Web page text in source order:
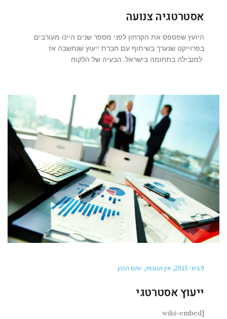
אסטרטגיה צנועה
היועץ שפספס את הקרחון לפני מספר שנים היינו מעורבים
בפרוייקט שנערך בשיתוף עם חברת ייעוץ שנחשבה אז
למובילה בתחומה בישראל. הבעיה של הלקוח
9 ביוני 2015 אין תגובות יותם הכהן
ייעוץ אסטרטגי
[wiki-embed